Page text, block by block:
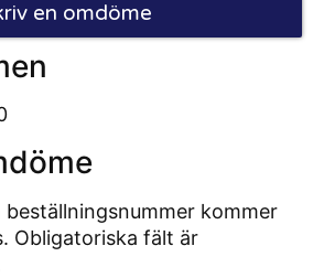
en omdöme
kommer
Obligatoriska fält är